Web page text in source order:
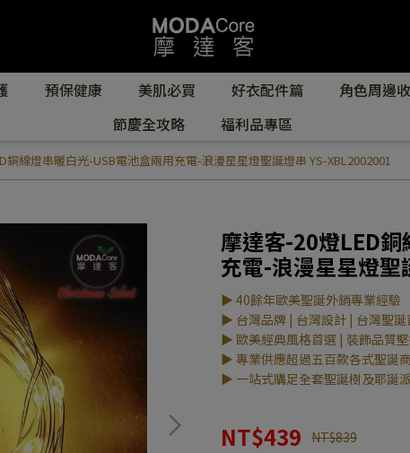
預保健康 美肌必買 好衣配件篇 角色周邊
節慶全攻略
福利品專區
銅線燈串暖白光-USB電池盒兩用充電-浪漫星星燈聖誕燈串 YS-XBL2002001
摩達客-20燈LED
充電-浪漫星星燈聖
▶ 40餘年歐美聖誕外銷專業經驗
▶ 台灣品牌 | 台灣設計 | 台灣聖誕
▶ 歐美經典風格首選 | 裝飾品質
▶ 專業供應超過五百款各式聖誕
▶ 一站式購足全套聖誕樹及耶誕
NT$439 NT$839